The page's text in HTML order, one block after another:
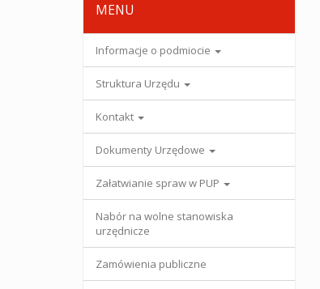
MENU
Informacje o podmiocie
Struktura Urzędu
Kontakt
Dokumenty Urzędowe
Załatwianie spraw w PUP
Nabór na wolne stanowiska
urzędnicze
Zamówienia publiczne